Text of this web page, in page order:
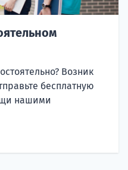
Возник
бесплатную
нашими